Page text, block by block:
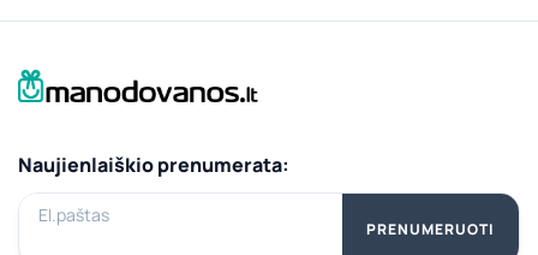
Naujienlaiškio prenumerata:
El.paštas
PRENUMERUOTI